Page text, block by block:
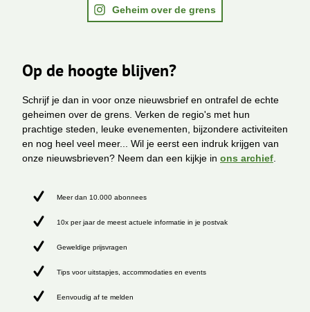
Geheim over de grens
Op de hoogte blijven?
Schrijf je dan in voor onze nieuwsbrief en ontrafel de echte
geheimen over de grens. Verken de regio's met hun
prachtige steden, leuke evenementen, bijzondere activiteiten
en nog heel veel meer... Wil je eerst een indruk krijgen van
onze nieuwsbrieven? Neem dan een kijkje in ons archief
Meer dan 10.000 abonnees
10x per jaar de meest actuele informatie in je postvak
Geweldige prijsvragen
Tips voor uitstapjes, accommodaties en events
Eenvoudig af te melden